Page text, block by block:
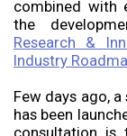
combined with
the
Research &
Industry
Few days ago,
has been